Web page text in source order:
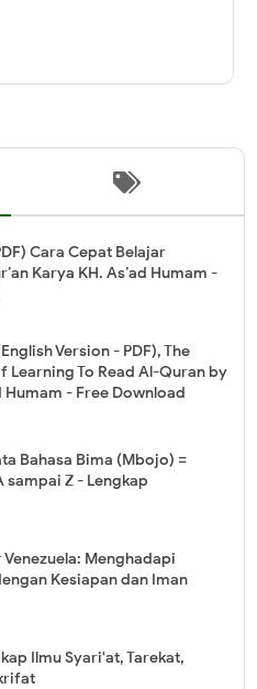
Cara Cepat Belajar
Karya KH. As’ad Humam -
Version - PDF), The
Learning To Read Al-Quran by
Humam - Free Download
Bahasa Bima (Mbojo) =
sampai Z - Lengkap
Menghadapi
Kesiapan dan Iman
Ilmu Syari'at, Tarekat,